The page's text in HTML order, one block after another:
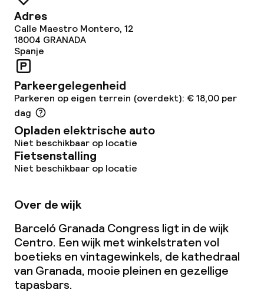
Restaurant
Bar
Eet- en drinkdiensten
Ontbijtbuffet
Lunch à la carte
Diner à la carte
Roomservice
Dieetopties
Vegetarische opties
Adres
Calle Maestro Montero, 12
18004 GRANADA
Spanje
Parkeergelegenheid
Parkeren op eigen terrein (overdekt): € 18,00 per
dag
Opladen elektrische auto
Niet beschikbaar op locatie
Fietsenstalling
Niet beschikbaar op locatie
Over de wijk
Barceló Granada Congress ligt in de wijk
Centro. Een wijk met winkelstraten vol
boetieks en vintagewinkels, de kathedraal
van Granada, mooie pleinen en gezellige
tapasbars.